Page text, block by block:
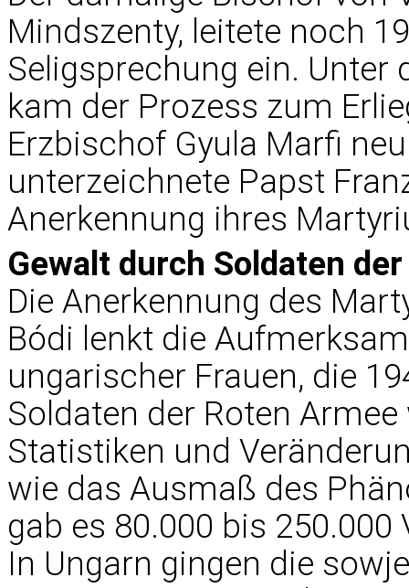
Mindszenty, leitete noch
Seligsprechung ein.
kam der Prozess zum
Erzbischof Gyula Marfi
unterzeichnete Papst
Anerkennung ihres
Gewalt durch Soldaten
Die Anerkennung des
Bódi lenkt die
ungarischer Frauen, die
Soldaten der Roten
Statistiken und
wie das Ausmaß des
gab es 80.000 bis
In Ungarn gingen die